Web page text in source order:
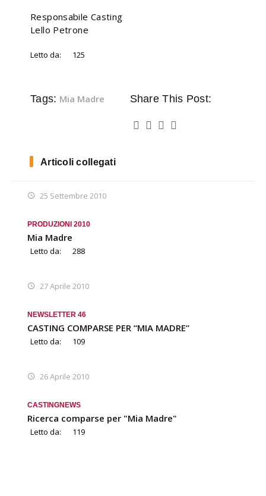
Responsabile Casting
Lello Petrone
Letto da: 125
Tags: Mia Madre Share This Post:
Articoli collegati
25 Settembre 2010
PRODUZIONI 2010
Mia Madre
Letto da: 288
27 Aprile 2010
NEWSLETTER 46
CASTING COMPARSE PER “MIA MADRE”
Letto da: 109
26 Aprile 2010
CASTINGNEWS
Ricerca comparse per "Mia Madre"
Letto da: 119